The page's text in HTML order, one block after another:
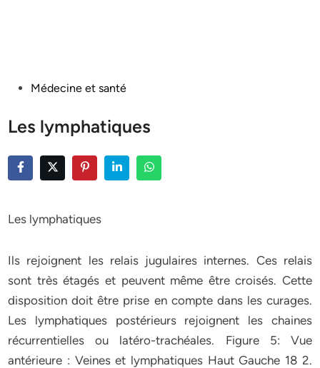
PostedMédecine et santé
Les lymphatiques
Les lymphatiques
Ils rejoignent les relais jugulaires internes. Ces relais
sont très étagés et peuvent même être croisés. Cette
disposition doit être prise en compte dans les curages.
Les lymphatiques postérieurs rejoignent les chaines
récurrentielles ou latéro-trachéales. Figure 5: Vue
antérieure : Veines et lymphatiques Haut Gauche 18 2.